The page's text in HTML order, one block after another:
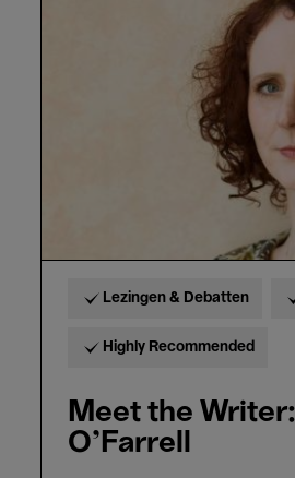
Lezingen & Debatten
Highly Recommended
Meet the
O’Farrell